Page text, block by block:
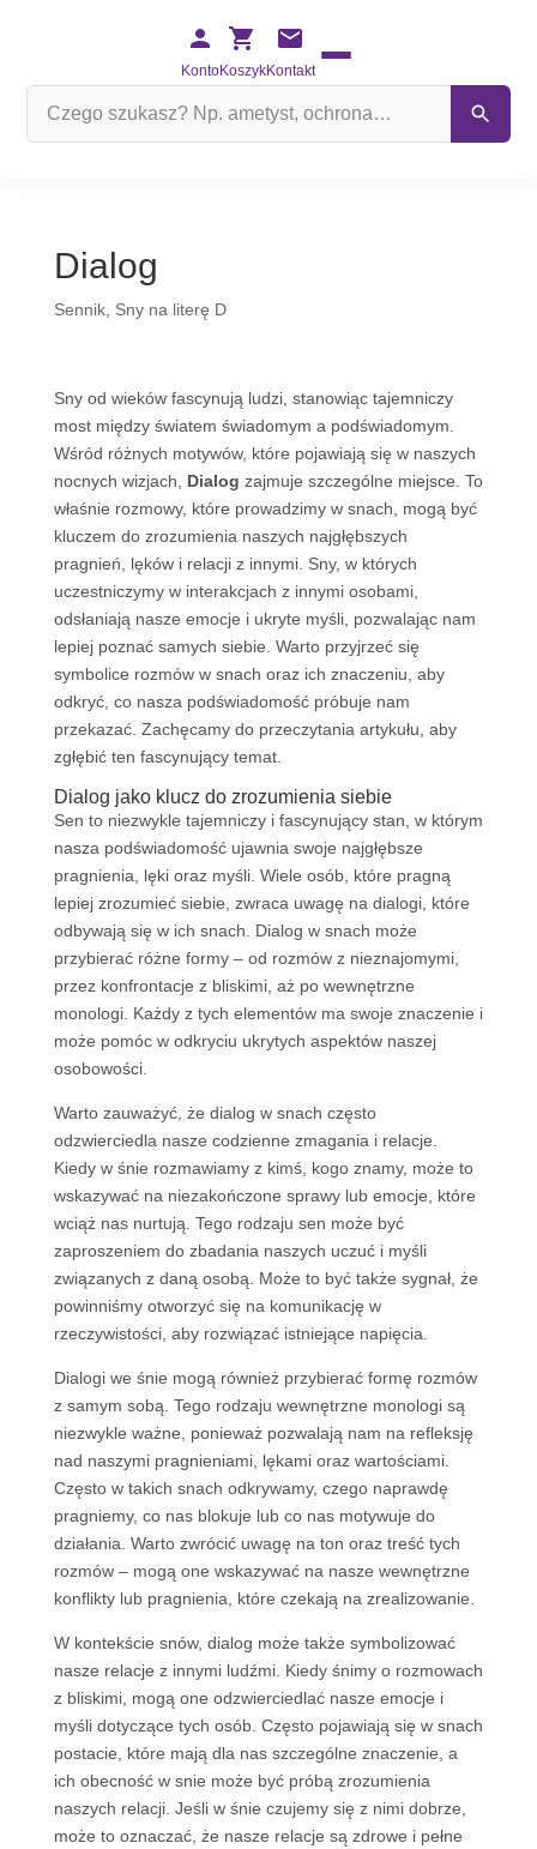
KontoKoszykKontakt
Dialog
Sennik, Sny na literę D
Sny od wieków fascynują ludzi, stanowiąc tajemniczy
most między światem świadomym a podświadomym.
Wśród różnych motywów, które pojawiają się w naszych
nocnych wizjach, Dialog zajmuje szczególne miejsce. To
właśnie rozmowy, które prowadzimy w snach, mogą być
kluczem do zrozumienia naszych najgłębszych
pragnień, lęków i relacji z innymi. Sny, w których
uczestniczymy w interakcjach z innymi osobami,
odsłaniają nasze emocje i ukryte myśli, pozwalając nam
lepiej poznać samych siebie. Warto przyjrzeć się
symbolice rozmów w snach oraz ich znaczeniu, aby
odkryć, co nasza podświadomość próbuje nam
przekazać. Zachęcamy do przeczytania artykułu, aby
zgłębić ten fascynujący temat.
Dialog jako klucz do zrozumienia siebie
Sen to niezwykle tajemniczy i fascynujący stan, w którym
nasza podświadomość ujawnia swoje najgłębsze
pragnienia, lęki oraz myśli. Wiele osób, które pragną
lepiej zrozumieć siebie, zwraca uwagę na dialogi, które
odbywają się w ich snach. Dialog w snach może
przybierać różne formy – od rozmów z nieznajomymi,
przez konfrontacje z bliskimi, aż po wewnętrzne
monologi. Każdy z tych elementów ma swoje znaczenie i
może pomóc w odkryciu ukrytych aspektów naszej
osobowości.
Warto zauważyć, że dialog w snach często
odzwierciedla nasze codzienne zmagania i relacje.
Kiedy w śnie rozmawiamy z kimś, kogo znamy, może to
wskazywać na niezakończone sprawy lub emocje, które
wciąż nas nurtują. Tego rodzaju sen może być
zaproszeniem do zbadania naszych uczuć i myśli
związanych z daną osobą. Może to być także sygnał, że
powinniśmy otworzyć się na komunikację w
rzeczywistości, aby rozwiązać istniejące napięcia.
Dialogi we śnie mogą również przybierać formę rozmów
z samym sobą. Tego rodzaju wewnętrzne monologi są
niezwykle ważne, ponieważ pozwalają nam na refleksję
nad naszymi pragnieniami, lękami oraz wartościami.
Często w takich snach odkrywamy, czego naprawdę
pragniemy, co nas blokuje lub co nas motywuje do
działania. Warto zwrócić uwagę na ton oraz treść tych
rozmów – mogą one wskazywać na nasze wewnętrzne
konflikty lub pragnienia, które czekają na zrealizowanie.
W kontekście snów, dialog może także symbolizować
nasze relacje z innymi ludźmi. Kiedy śnimy o rozmowach
z bliskimi, mogą one odzwierciedlać nasze emocje i
myśli dotyczące tych osób. Często pojawiają się w snach
postacie, które mają dla nas szczególne znaczenie, a
ich obecność w snie może być próbą zrozumienia
naszych relacji. Jeśli w śnie czujemy się z nimi dobrze,
może to oznaczać, że nasze relacje są zdrowe i pełne